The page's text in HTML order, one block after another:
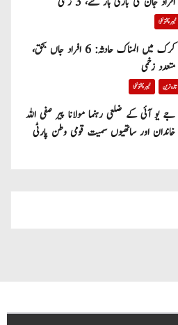
خیبر پختونخوا
کرک میں المناک حادثہ: 6 افراد جاں بحق،
متعدد زخمی
تازہ ترین خیبر پختونخوا
جے یو آئی کے ضلعی رہنما مولانا پیر صفی اللہ
خاندان اور ساتھیوں سمیت قومی وطن پارٹی